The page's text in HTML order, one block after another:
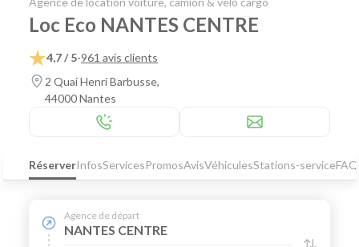
Loc Eco NANTES CENTRE
4,7 / 5-961 avis clients
2 Quai Henri Barbusse,
44000 Nantes
RéserverInfosServicesPromosAvisVéhiculesStations-serviceFAQ
Agence de départ
NANTES CENTRE